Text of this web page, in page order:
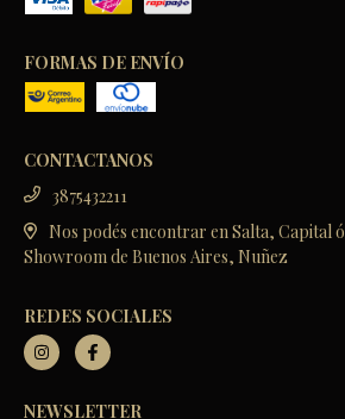
FORMAS DE ENVÍO
CONTACTANOS
3875432211
Nos podés encontrar en Salta, Capital
Showroom de Buenos Aires, Nuñez
REDES SOCIALES
NEWSLETTER